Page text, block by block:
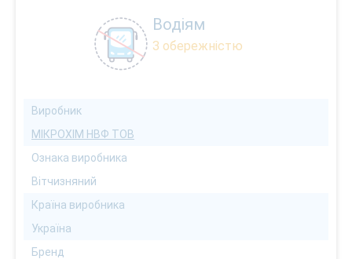
Водіям
З обережністю
Виробник
МІКРОХІМ НВФ ТОВ
Ознака виробника
Вітчизняний
Країна виробника
Україна
Бренд